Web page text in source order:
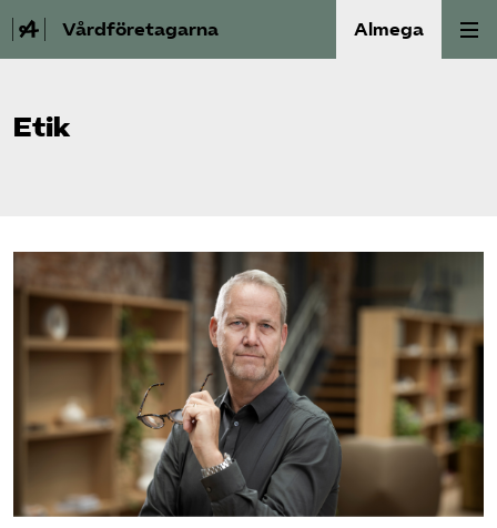
Vårdföretagarna Almega
Aktiviteter
Våra frågor
Om oss
Pressrum
Etik